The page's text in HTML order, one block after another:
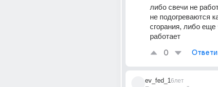
либо свечи не
не подогреваются
сгорания, либо еще
работает
0
ev_fed_16лет